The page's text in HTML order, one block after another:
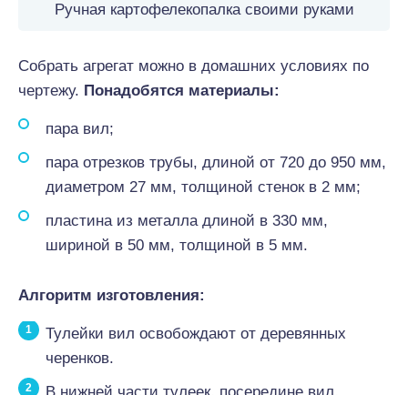
Ручная картофелекопалка своими руками
Собрать агрегат можно в домашних условиях по
чертежу. Понадобятся материалы:
пара вил;
пара отрезков трубы, длиной от 720 до 950 мм,
диаметром 27 мм, толщиной стенок в 2 мм;
пластина из металла длиной в 330 мм,
шириной в 50 мм, толщиной в 5 мм.
Алгоритм изготовления:
Тулейки вил освобождают от деревянных
черенков.